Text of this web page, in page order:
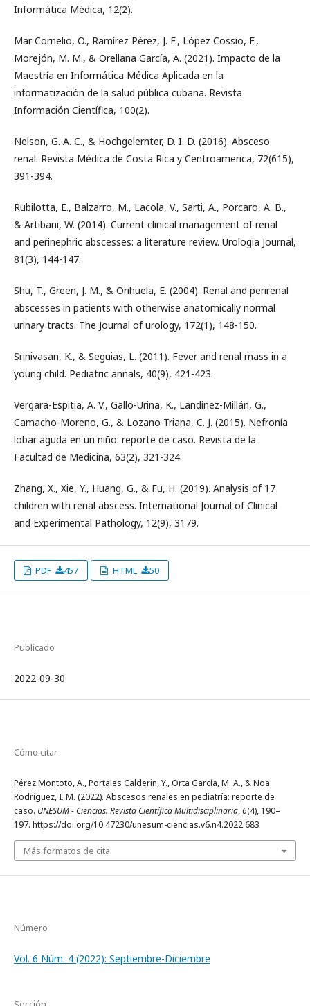
Informática Médica, 12(2).
Mar Cornelio, O., Ramírez Pérez, J. F., López Cossio, F.,
Morejón, M. M., & Orellana García, A. (2021). Impacto de la
Maestría en Informática Médica Aplicada en la
informatización de la salud pública cubana. Revista
Información Científica, 100(2).
Nelson, G. A. C., & Hochgelernter, D. I. D. (2016). Absceso
renal. Revista Médica de Costa Rica y Centroamerica, 72(615),
391-394.
Rubilotta, E., Balzarro, M., Lacola, V., Sarti, A., Porcaro, A. B.,
& Artibani, W. (2014). Current clinical management of renal
and perinephric abscesses: a literature review. Urologia Journal,
81(3), 144-147.
Shu, T., Green, J. M., & Orihuela, E. (2004). Renal and perirenal
abscesses in patients with otherwise anatomically normal
urinary tracts. The Journal of urology, 172(1), 148-150.
Srinivasan, K., & Seguias, L. (2011). Fever and renal mass in a
young child. Pediatric annals, 40(9), 421-423.
Vergara-Espitia, A. V., Gallo-Urina, K., Landinez-Millán, G.,
Camacho-Moreno, G., & Lozano-Triana, C. J. (2015). Nefronía
lobar aguda en un niño: reporte de caso. Revista de la
Facultad de Medicina, 63(2), 321-324.
Zhang, X., Xie, Y., Huang, G., & Fu, H. (2019). Analysis of 17
children with renal abscess. International Journal of Clinical
and Experimental Pathology, 12(9), 3179.
PDF 457 HTML 50
Publicado
2022-09-30
Cómo citar
Pérez Montoto, A., Portales Calderin, Y., Orta García, M. A., & Noa
Rodríguez, I. M. (2022). Abscesos renales en pediatría: reporte de
caso. UNESUM - Ciencias. Revista Científica Multidisciplinaria,6(4), 190–
197. https://doi.org/10.47230/unesum-ciencias.v6.n4.2022.683
Más formatos de cita
Número
Vol. 6 Núm. 4 (2022): Septiembre-Diciembre